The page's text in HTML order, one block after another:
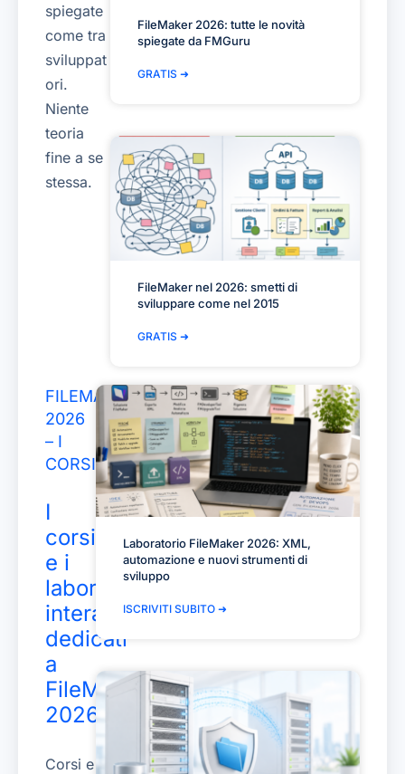
spiegate
come tra
sviluppat
ori.
Niente
teoria
fine a se
stessa.
FileMaker 2026: tutte le novità
spiegate da FMGuru
GRATIS ➜
FileMaker nel 2026: smetti di
sviluppare come nel 2015
GRATIS ➜
FILEMAKER
2026
– I
CORSI
I
corsi
e i
laboratori
interamente
dedicati
a
FileMaker
2026
Corsi e
Laboratorio FileMaker 2026: XML,
automazione e nuovi strumenti di
sviluppo
ISCRIVITI SUBITO ➜